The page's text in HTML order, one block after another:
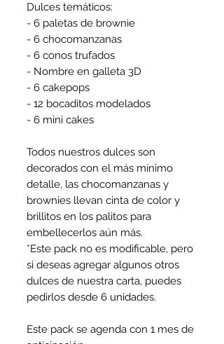
Dulces temáticos:
- 6 paletas de brownie
- 6 chocomanzanas
- 6 conos trufados
- Nombre en galleta 3D
- 6 cakepops
- 12 bocaditos modelados
- 6 mini cakes
Todos nuestros dulces son
decorados con el más mínimo
detalle, las chocomanzanas y
brownies llevan cinta de color y
brillitos en los palitos para
embellecerlos aún más.
*Este pack no es modificable, pero
si deseas agregar algunos otros
dulces de nuestra carta, puedes
pedirlos desde 6 unidades.
Este pack se agenda con 1 mes de